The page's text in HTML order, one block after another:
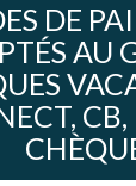
DE
AU
CB,